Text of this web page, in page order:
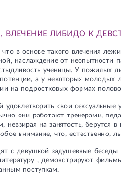
ВЛЕЧЕНИЕ ЛИБИДО К
в основе такого влечения
наслаждение от неопытности
ученицы. У пожилых
а у некоторых молодых
на подростковых формах
свои сексуальные
они работают тренерами,
невзирая на занятость, берутся
внимание, что, естественно,
с девушкой задушевные
, демонстрируют
поступкам.